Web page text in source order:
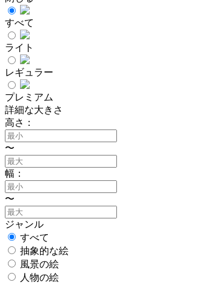
すべて
ライト
レギュラー
プレミアム
詳細な大きさ
高さ：
〜
幅：
〜
ジャンル
すべて
抽象的な絵
風景の絵
人物の絵